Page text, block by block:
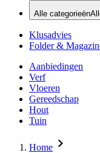
Alle categorieën
Klusadvies
Folder &
Aanbiedingen
Verf
Vloeren
Gereedschap
Hout
Tuin
Home